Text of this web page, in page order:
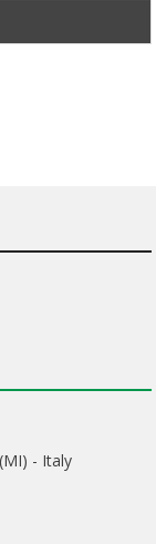
- Italy